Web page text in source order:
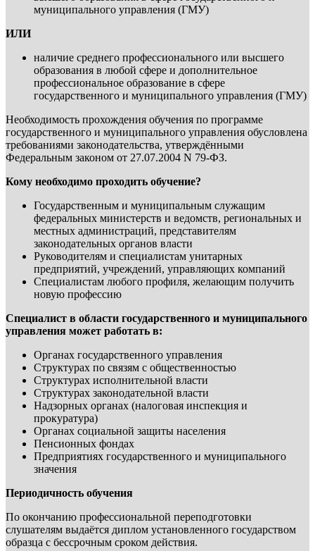
муниципального управления (ГМУ)
ИЛИ
наличие среднего профессионального или высшего
образования в любой сфере и дополнительное
профессиональное образование в сфере
государственного и муниципального управления (ГМУ)
Необходимость прохождения обучения по программе
государственного и муниципального управления обусловлена
требованиями законодательства, утверждёнными
Федеральным законом от 27.07.2004 N 79-ФЗ.
Кому необходимо проходить обучение?
Государственным и муниципальным служащим
федеральных министерств и ведомств, региональных и
местных администраций, представителям
законодательных органов власти
Руководителям и специалистам унитарных
предприятий, учреждений, управляющих компаний
Специалистам любого профиля, желающим получить
новую профессию
Специалист в области государственного и муниципального
управления может работать в:
Органах государственного управления
Структурах по связям с общественностью
Структурах исполнительной власти
Структурах законодательной власти
Надзорных органах (налоговая инспекция и
прокуратура)
Органах социальной защиты населения
Пенсионных фондах
Предприятиях государственного и муниципального
значения
Периодичность обучения
По окончанию профессиональной переподготовки
слушателям выдаётся диплом установленного государством
образца с бессрочным сроком действия.